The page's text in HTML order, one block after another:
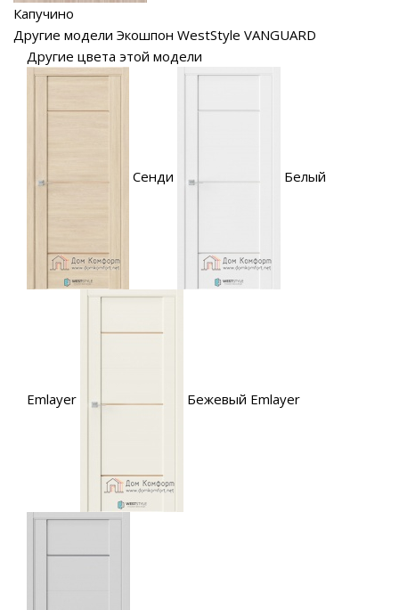
Капучино
Другие модели Экошпон WestStyle VANGUARD
Другие цвета этой модели
Сенди Белый
Emlayer Бежевый Emlayer